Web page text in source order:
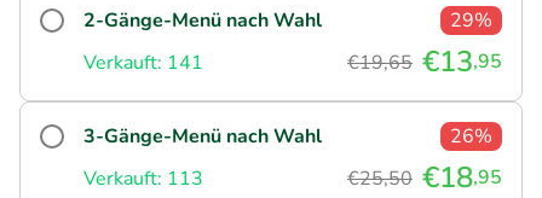
2-Gänge-Menü nach Wahl
29%
Verkauft: 141
€19,65 €13,95
3-Gänge-Menü nach Wahl
26%
Verkauft: 113
€25,50 €18,95